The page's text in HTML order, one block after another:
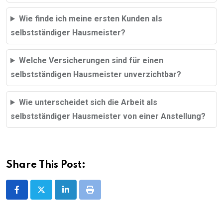
Wie finde ich meine ersten Kunden als
selbstständiger Hausmeister?
Welche Versicherungen sind für einen
selbstständigen Hausmeister unverzichtbar?
Wie unterscheidet sich die Arbeit als
selbstständiger Hausmeister von einer Anstellung?
Share This Post:
LinkedInPrint